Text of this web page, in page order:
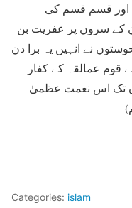
اور قسم قسم کی
کے سروں پر عفریت بن
نے انہیں یہ برا دن
قوم عمالقہ کے کفار
تک اس نعمت عظمیٰ
Categories: islam